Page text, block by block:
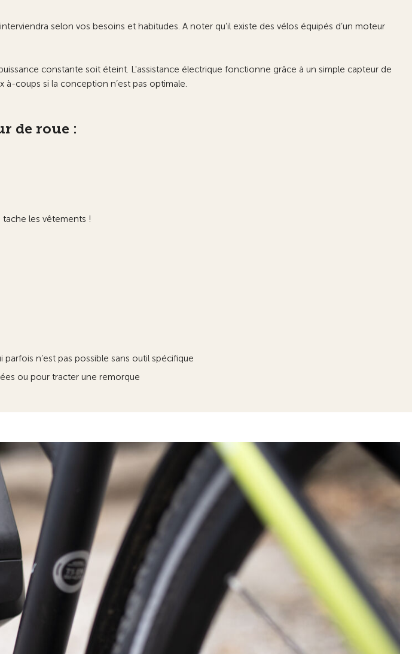
selon vos besoins et habitudes. A noter qu’il existe des vélos équipés d’un moteur
constante soit éteint. L'assistance électrique fonctionne grâce à un simple capteur de
coups si la conception n’est pas optimale.
de roue :
les vêtements !
n’est pas possible sans outil spécifique
ou pour tracter une remorque